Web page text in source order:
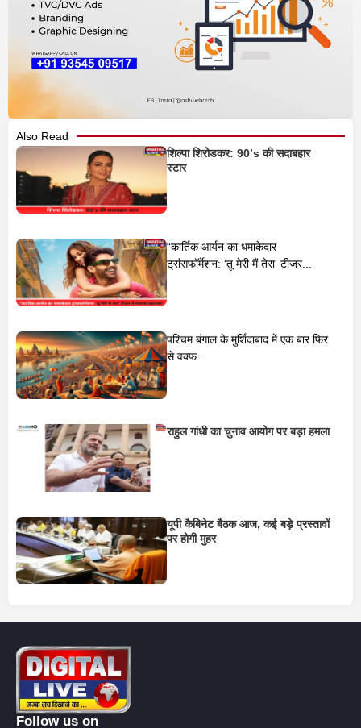
Also Read
शिल्पा शिरोडकर: 90’s की सदाबहार
स्टार
“कार्तिक आर्यन का धमाकेदार
ट्रांसफॉर्मेशन: ‘तू मेरी मैं तेरा’ टीज़र...
पश्चिम बंगाल के मुर्शिदाबाद में एक बार फिर
से वक्फ...
राहुल गांधी का चुनाव आयोग पर बड़ा हमला
यूपी कैबिनेट बैठक आज, कई बड़े प्रस्तावों
पर होगी मुहर
Follow us on